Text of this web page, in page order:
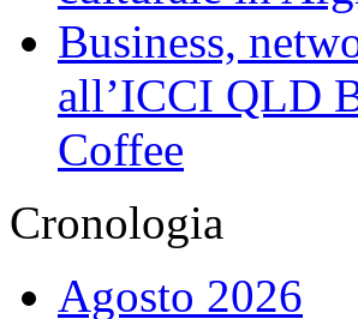
Business,
all’ICCI QLD
Coffee
Cronologia
Agosto 2026